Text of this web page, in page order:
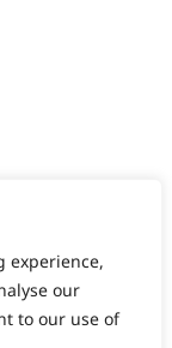
experience,
our
to our use of